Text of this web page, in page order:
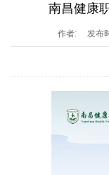
南昌健康
作者: 发布